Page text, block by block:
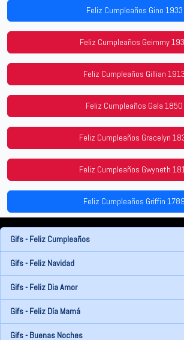
Feliz Cumpleaños Gino 1933
Feliz Cumpleaños Geimmy
Feliz Cumpleaños Gillian 1913
Feliz Cumpleaños Gala 1850
Feliz Cumpleaños Gracelyn
Feliz Cumpleaños Gwyneth
Feliz Cumpleaños Griffin 1789
Gifs - Feliz Cumpleaños
Gifs - Feliz Navidad
Gifs - Feliz Dia Amor
Gifs - Feliz Día Mamá
Gifs - Buenas Noches